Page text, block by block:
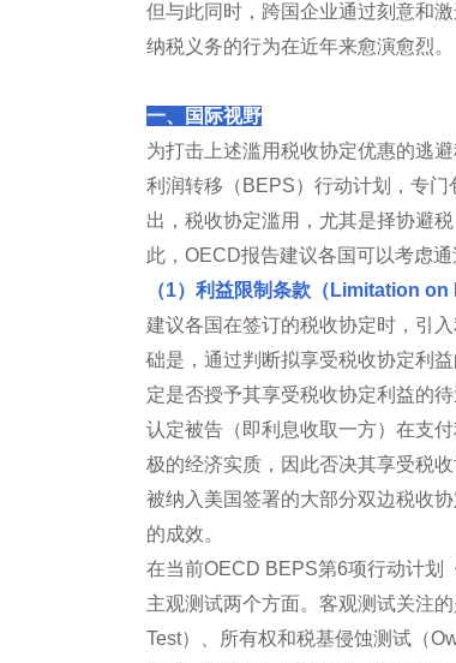
但与此同时，跨国企业通过刻意和
纳税义务的行为在近年来愈演愈烈。
一、国际视野
为打击上述滥用税收协定优惠的逃
利润转移（BEPS）行动计划，专
出，税收协定滥用，尤其是择协避
此，OECD报告建议各国可以考虑
（1）利益限制条款（Limitation on
建议各国在签订的税收协定时，引
础是，通过判断拟享受税收协定利
定是否授予其享受税收协定利益的
认定被告（即利息收取一方）在支
极的经济实质，因此否决其享受税
被纳入美国签署的大部分双边税收
的成效。
在当前OECD BEPS第6项行动计划
主观测试两个方面。客观测试关注
Test）、所有权和税基侵蚀测试（